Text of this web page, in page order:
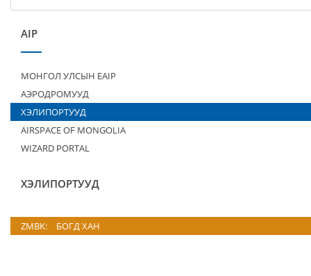
AIP
МОНГОЛ УЛСЫН EAIP
АЭРОДРОМУУД
ХЭЛИПОРТУУД
AIRSPACE OF MONGOLIA
WIZARD PORTAL
ХЭЛИПОРТУУД
ZMBK: БОГД ХАН